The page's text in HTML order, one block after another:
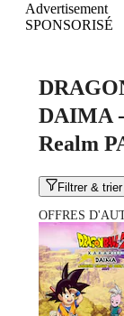
Advertisement
SPONSORISÉ
DAIMA
Realm
Filtrer & trier
OFFRES